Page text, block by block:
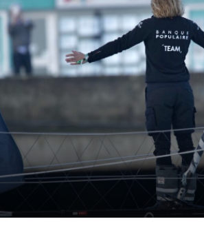
Lauriane Nolot en or